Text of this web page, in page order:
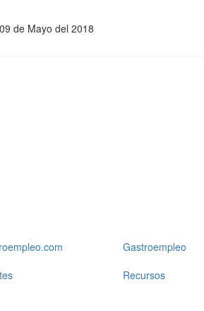
de Mayo del 2018
Gastroempleo
Recursos